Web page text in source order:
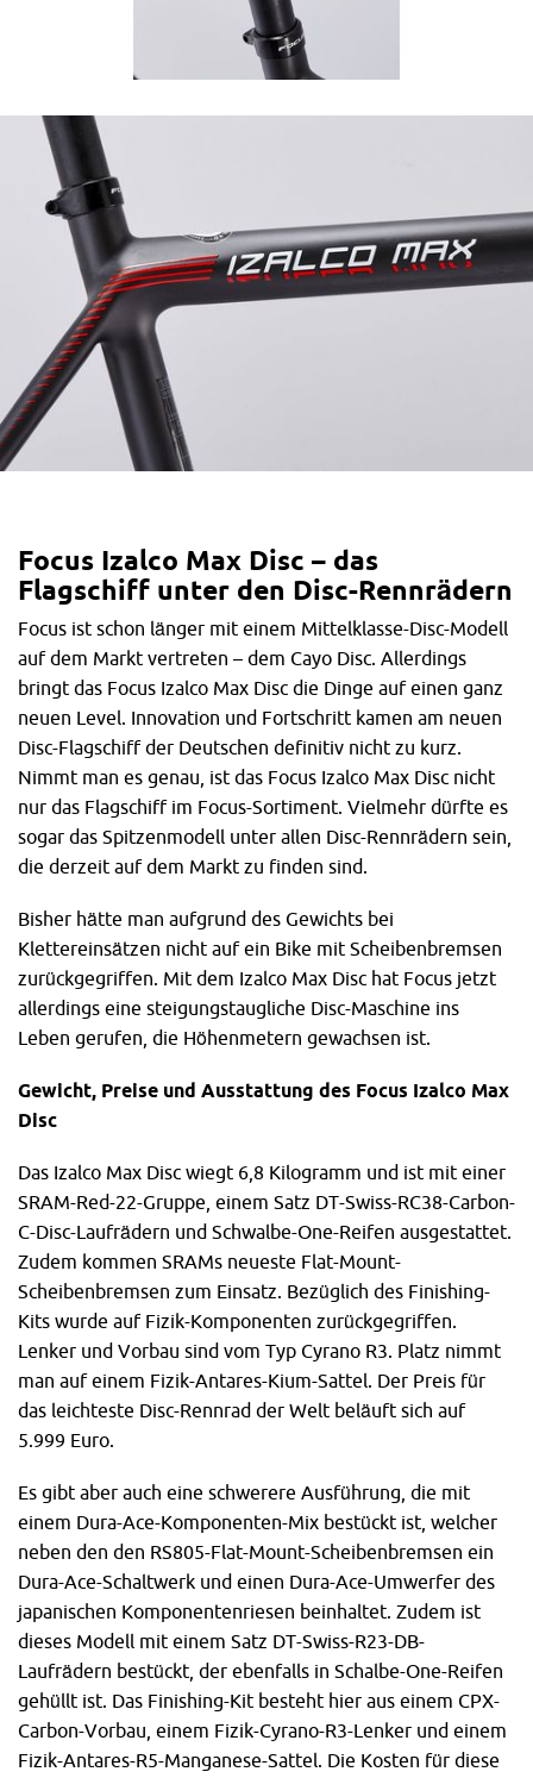
Focus Izalco Max Disc – das
Flagschiff unter den Disc-Rennrädern
Focus ist schon länger mit einem Mittelklasse-Disc-Modell
auf dem Markt vertreten – dem Cayo Disc. Allerdings
bringt das Focus Izalco Max Disc die Dinge auf einen ganz
neuen Level. Innovation und Fortschritt kamen am neuen
Disc-Flagschiff der Deutschen definitiv nicht zu kurz.
Nimmt man es genau, ist das Focus Izalco Max Disc nicht
nur das Flagschiff im Focus-Sortiment. Vielmehr dürfte es
sogar das Spitzenmodell unter allen Disc-Rennrädern sein,
die derzeit auf dem Markt zu finden sind.
Bisher hätte man aufgrund des Gewichts bei
Klettereinsätzen nicht auf ein Bike mit Scheibenbremsen
zurückgegriffen. Mit dem Izalco Max Disc hat Focus jetzt
allerdings eine steigungstaugliche Disc-Maschine ins
Leben gerufen, die Höhenmetern gewachsen ist.
Gewicht, Preise und Ausstattung des Focus Izalco Max
Disc
Das Izalco Max Disc wiegt 6,8 Kilogramm und ist mit einer
SRAM-Red-22-Gruppe, einem Satz DT-Swiss-RC38-Carbon-
C-Disc-Laufrädern und Schwalbe-One-Reifen ausgestattet.
Zudem kommen SRAMs neueste Flat-Mount-
Scheibenbremsen zum Einsatz. Bezüglich des Finishing-
Kits wurde auf Fizik-Komponenten zurückgegriffen.
Lenker und Vorbau sind vom Typ Cyrano R3. Platz nimmt
man auf einem Fizik-Antares-Kium-Sattel. Der Preis für
das leichteste Disc-Rennrad der Welt beläuft sich auf
5.999 Euro.
Es gibt aber auch eine schwerere Ausführung, die mit
einem Dura-Ace-Komponenten-Mix bestückt ist, welcher
neben den den RS805-Flat-Mount-Scheibenbremsen ein
Dura-Ace-Schaltwerk und einen Dura-Ace-Umwerfer des
japanischen Komponentenriesen beinhaltet. Zudem ist
dieses Modell mit einem Satz DT-Swiss-R23-DB-
Laufrädern bestückt, der ebenfalls in Schalbe-One-Reifen
gehüllt ist. Das Finishing-Kit besteht hier aus einem CPX-
Carbon-Vorbau, einem Fizik-Cyrano-R3-Lenker und einem
Fizik-Antares-R5-Manganese-Sattel. Die Kosten für diese